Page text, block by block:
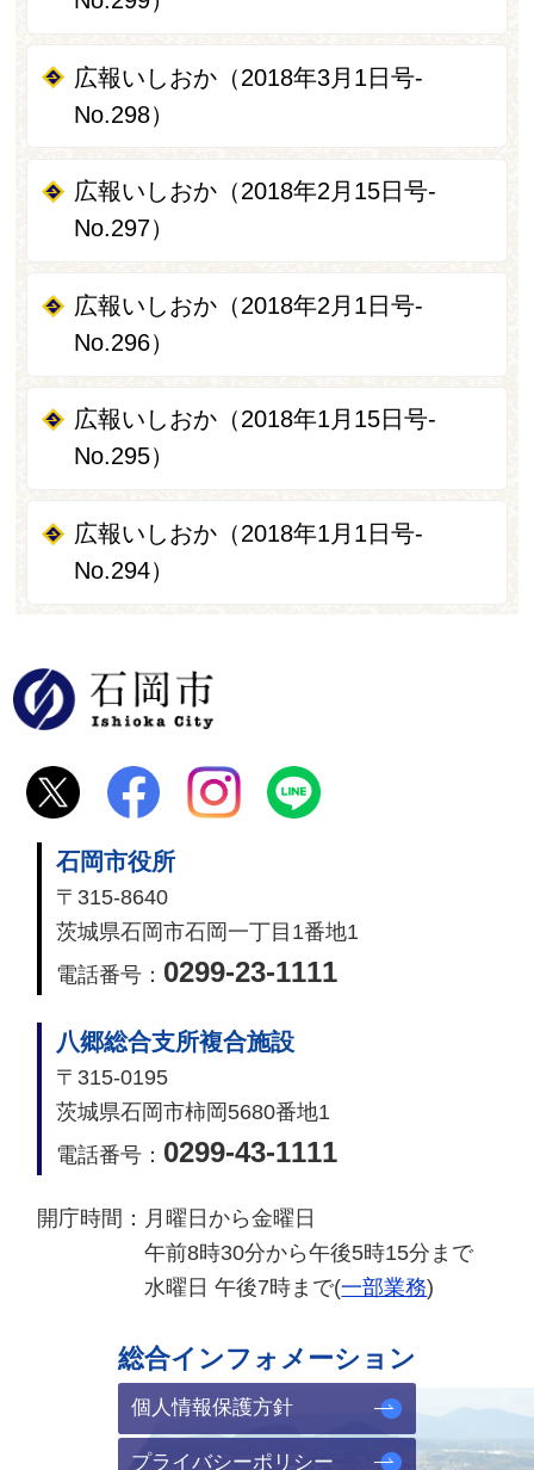
広報いしおか（2018年3月1日号-
No.298）
広報いしおか（2018年2月15日号-
No.297）
広報いしおか（2018年2月1日号-
No.296）
広報いしおか（2018年1月15日号-
No.295）
広報いしおか（2018年1月1日号-
No.294）
石岡市役所
〒315-8640
茨城県石岡市石岡一丁目1番地1
電話番号： 0299-23-1111
八郷総合支所複合施設
〒315-0195
茨城県石岡市柿岡5680番地1
電話番号： 0299-43-1111
開庁時間： 月曜日から金曜日
午前8時30分から午後5時15分まで
水曜日 午後7時まで(一部業務)
総合インフォメーション
個人情報保護方針
プライバシーポリシー